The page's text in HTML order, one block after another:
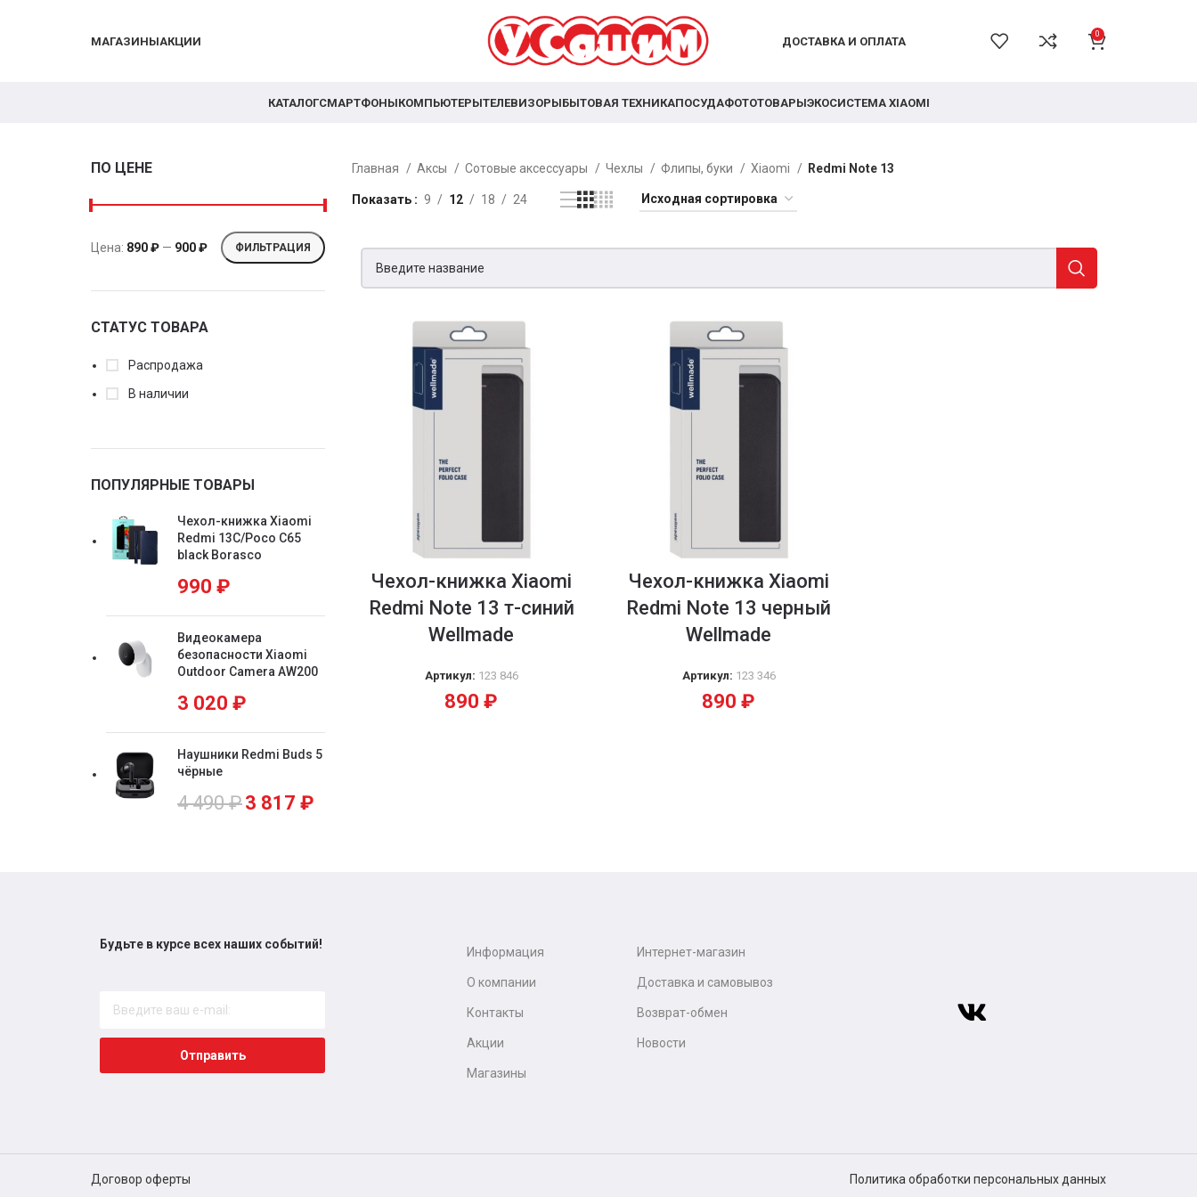
МАГАЗИНЫАКЦИИ ДОСТАВКА И ОПЛАТА
0
КАТАЛОГСМАРТФОНЫКОМПЬЮТЕРЫТЕЛЕВИЗОРЫБЫТОВАЯ ТЕХНИКАПОСУДАФОТОТОВАРЫЭКОСИСТЕМА XIAOMI
ПО ЦЕНЕ
ФИЛЬТРАЦИЯ
Цена: 890 ₽ — 900 ₽
СТАТУС ТОВАРА
Распродажа
В наличии
ПОПУЛЯРНЫЕ ТОВАРЫ
Чехол-книжка Xiaomi
Redmi 13C/Poco C65
black Borasco
990 ₽
Видеокамера
безопасности Xiaomi
Outdoor Camera AW200
3 020 ₽
Наушники Redmi Buds 5
чёрные
4 490₽3 817 ₽
Главная Аксы Сотовые аксессуары Чехлы Флипы, буки Xiaomi Redmi Note 13
Показать 9 12 18 24
Чехол-книжка Xiaomi
Redmi Note 13 т-синий
Wellmade
Артикул: 123 846
890₽
Чехол-книжка Xiaomi
Redmi Note 13 черный
Wellmade
Артикул: 123 346
890₽
Будьте в курсе всех наших событий!
Отправить
Информация
О компании
Контакты
Акции
Магазины
Интернет-магазин
Доставка и самовывоз
Возврат-обмен
Новости
Договор оферты Политика обработки персональных данных